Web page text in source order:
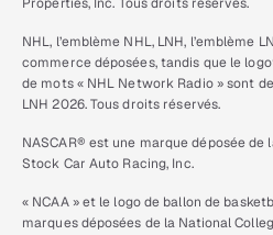
Properties, Inc. Tous droits réservés.
NHL, l’emblème NHL, LNH, l’emblème
commerce déposées, tandis que le
de mots « NHL Network Radio » sont
LNH 2026. Tous droits réservés.
NASCAR® est une marque déposée
Stock Car Auto Racing, Inc.
« NCAA » et le logo de ballon de
marques déposées de la National